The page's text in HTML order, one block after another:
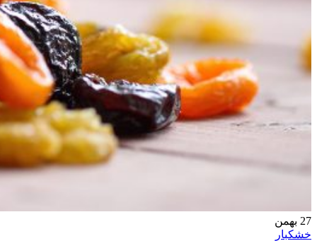
27 بهمن
خشکبار